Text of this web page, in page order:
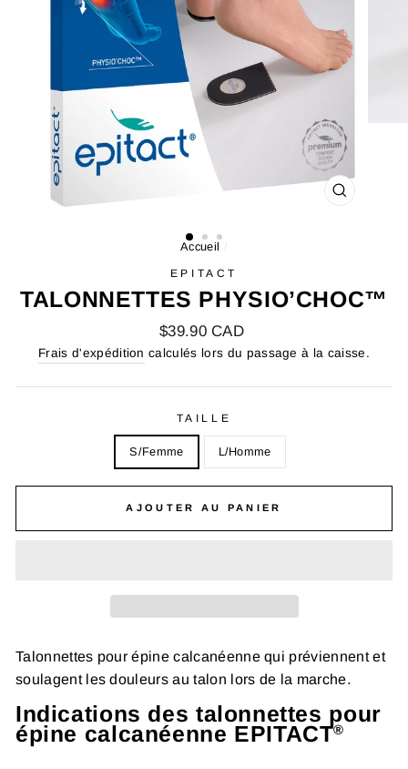
FERMER
Accueil /
EPITACT
TALONNETTES PHYSIO’CHOC™
Prix
régulier
$39.90 CAD
Frais d'expédition calculés lors du passage à la caisse.
TAILLE
S/Femme L/Homme
AJOUTER AU PANIER
Talonnettes pour épine calcanéenne qui préviennent et
soulagent les douleurs au talon lors de la marche.
Indications des talonnettes pour
épine calcanéenne EPITACT®